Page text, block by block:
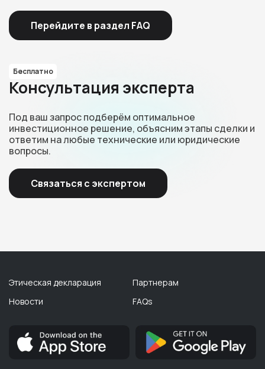
Перейдите в раздел FAQ
Бесплатно
Консультация эксперта
Под ваш запрос подберём оптимальное
инвестиционное решение, объясним этапы сделки и
ответим на любые технические или юридические
вопросы.
Связаться с экспертом
Этическая декларация
Новости
Партнерам
FAQs